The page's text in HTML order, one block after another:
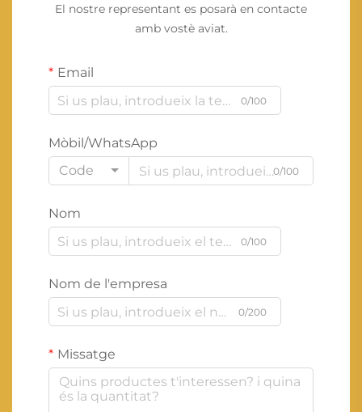
El nostre representant es posarà en contacte
amb vostè aviat.
Email
0/100
Mòbil/WhatsApp
Code
0/100
Nom
0/100
Nom de l'empresa
0/200
Missatge